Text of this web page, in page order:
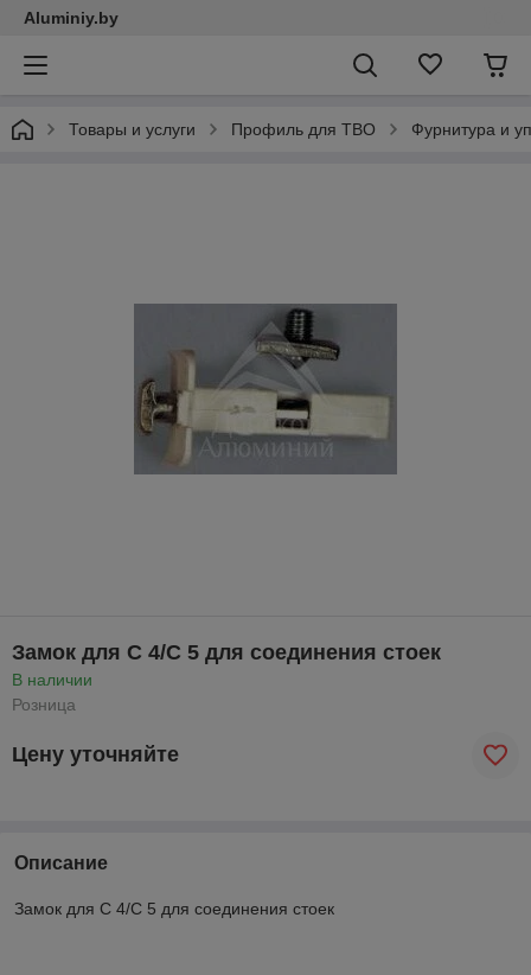
Aluminiy.by
Товары и услуги Профиль для ТВО Фурнитура и
Замок для С 4/С 5 для соединения стоек
В наличии
Розница
Цену уточняйте
Описание
Замок для С 4/С 5 для соединения стоек